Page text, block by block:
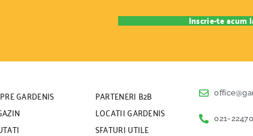
GARDENIS
PARTENERI B2B
LOCATII GARDENIS
SFATURI UTILE
021-